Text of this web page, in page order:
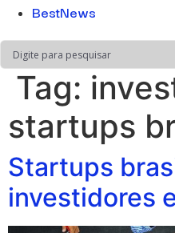
BestNews
Tag:
startups
Startups
investidores